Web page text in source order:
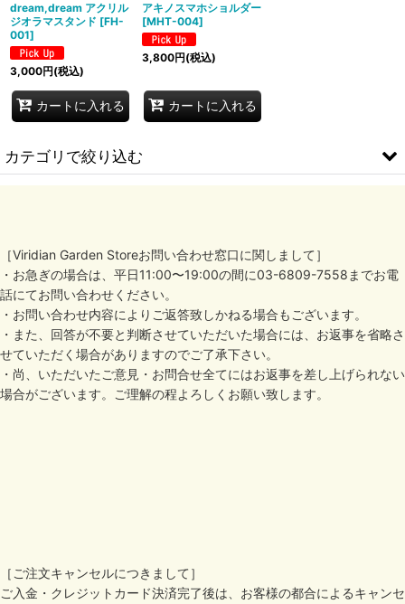
dream,dream アクリル
ジオラマスタンド [FH-
001]
3,000円(税込)
カートに入れる
アキノスマホショルダー
[MHT-004]
3,800円(税込)
カートに入れる
カテゴリで絞り込む
Arai Akino 40th Anniversary Album Release Live[Akinosphere]
LIVE2026[Resound all songs ソラノスフィア]
LIVE2025[Resound all songs エデン]
＊2026＊年始特別アイテム
＊2025＊年始特別アイテム
［Viridian Garden Storeお問い合わせ窓口に関しまして］
・お急ぎの場合は、平日11:00〜19:00の間に03-6809-7558までお電
話にてお問い合わせください。
・お問い合わせ内容によりご返答致しかねる場合もございます。
・また、回答が不要と判断させていただいた場合には、お返事を省略さ
せていただく場合がありますのでご了承下さい。
・尚、いただいたご意見・お問合せ全てにはお返事を差し上げられない
場合がございます。ご理解の程よろしくお願い致します。
［ご注文キャンセルにつきまして］
ご入金・クレジットカード決済完了後は、お客様の都合によるキャンセ